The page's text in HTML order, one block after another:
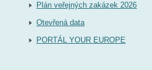
Plán veřejných zakázek 2026
Otevřená data
PORTÁL YOUR EUROPE